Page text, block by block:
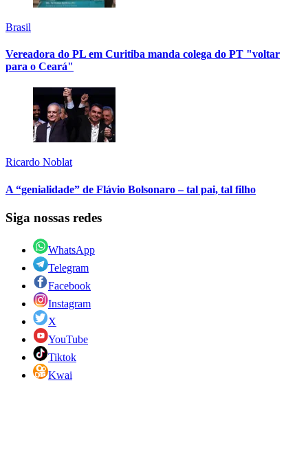
Brasil
Vereadora do PL em Curitiba manda colega do PT "voltar
para o Ceará"
Ricardo Noblat
A “genialidade” de Flávio Bolsonaro – tal pai, tal filho
Siga nossas redes
WhatsApp
Telegram
Facebook
Instagram
X
YouTube
Tiktok
Kwai